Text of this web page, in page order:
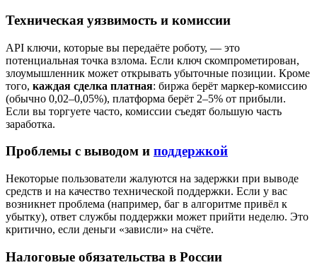
Техническая уязвимость и комиссии
API ключи, которые вы передаёте роботу, — это
потенциальная точка взлома. Если ключ скомпрометирован,
злоумышленник может открывать убыточные позиции. Кроме
того, каждая сделка платная: биржа берёт маркер-комиссию
(обычно 0,02–0,05%), платформа берёт 2–5% от прибыли.
Если вы торгуете часто, комиссии съедят большую часть
заработка.
Проблемы с выводом и поддержкой
Некоторые пользователи жалуются на задержки при выводе
средств и на качество технической поддержки. Если у вас
возникнет проблема (например, баг в алгоритме привёл к
убытку), ответ службы поддержки может прийти неделю. Это
критично, если деньги «зависли» на счёте.
Налоговые обязательства в России